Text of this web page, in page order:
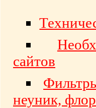
сайтов
неуник,